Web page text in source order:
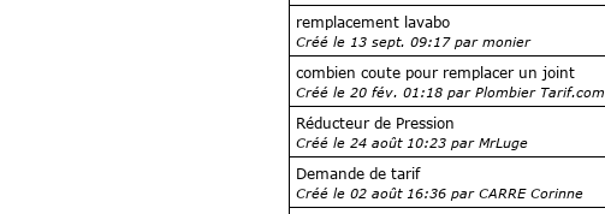
remplacement lavabo
Créé le 13 sept. 09:17 par monier
combien coute pour remplacer un joint
Créé le 20 fév. 01:18 par Plombier Tarif.com
Réducteur de Pression
Créé le 24 août 10:23 par MrLuge
Demande de tarif
Créé le 02 août 16:36 par CARRE Corinne